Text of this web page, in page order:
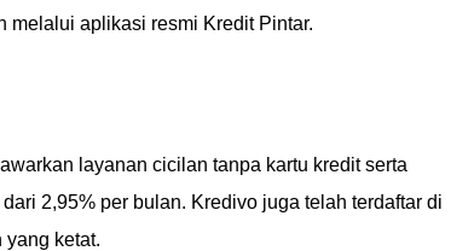
melalui aplikasi resmi Kredit Pintar.
layanan cicilan tanpa kartu kredit serta
2,95% per bulan. Kredivo juga telah terdaftar di
ketat.